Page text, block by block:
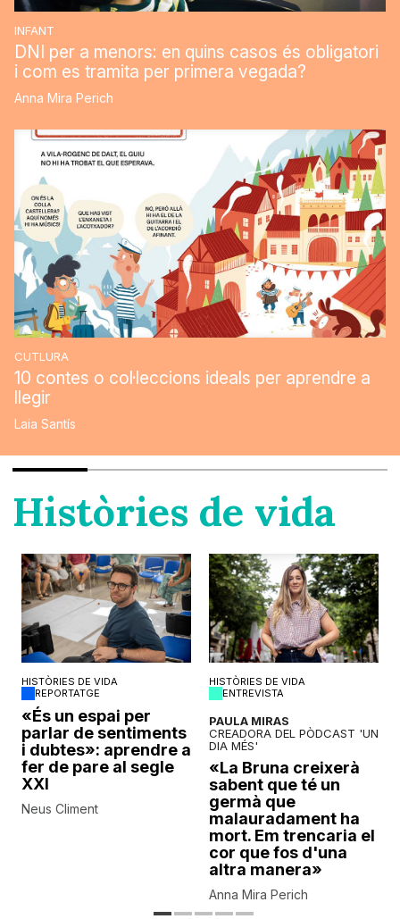
INFANT
DNI per a menors: en quins casos és obligatori
i com es tramita per primera vegada?
Anna Mira Perich
CUTLURA
10 contes o col·leccions ideals per aprendre a
llegir
Laia Santís
Històries de vida
HISTÒRIES DE VIDA
REPORTATGE
«És un espai per
parlar de sentiments
i dubtes»: aprendre a
fer de pare al segle
XXI
Neus Climent
HISTÒRIES DE VIDA
ENTREVISTA
PAULA MIRAS
CREADORA DEL PÒDCAST 'UN
DIA MÉS'
«La Bruna creixerà
sabent que té un
germà que
malauradament ha
mort. Em trencaria el
cor que fos d'una
altra manera»
Anna Mira Perich